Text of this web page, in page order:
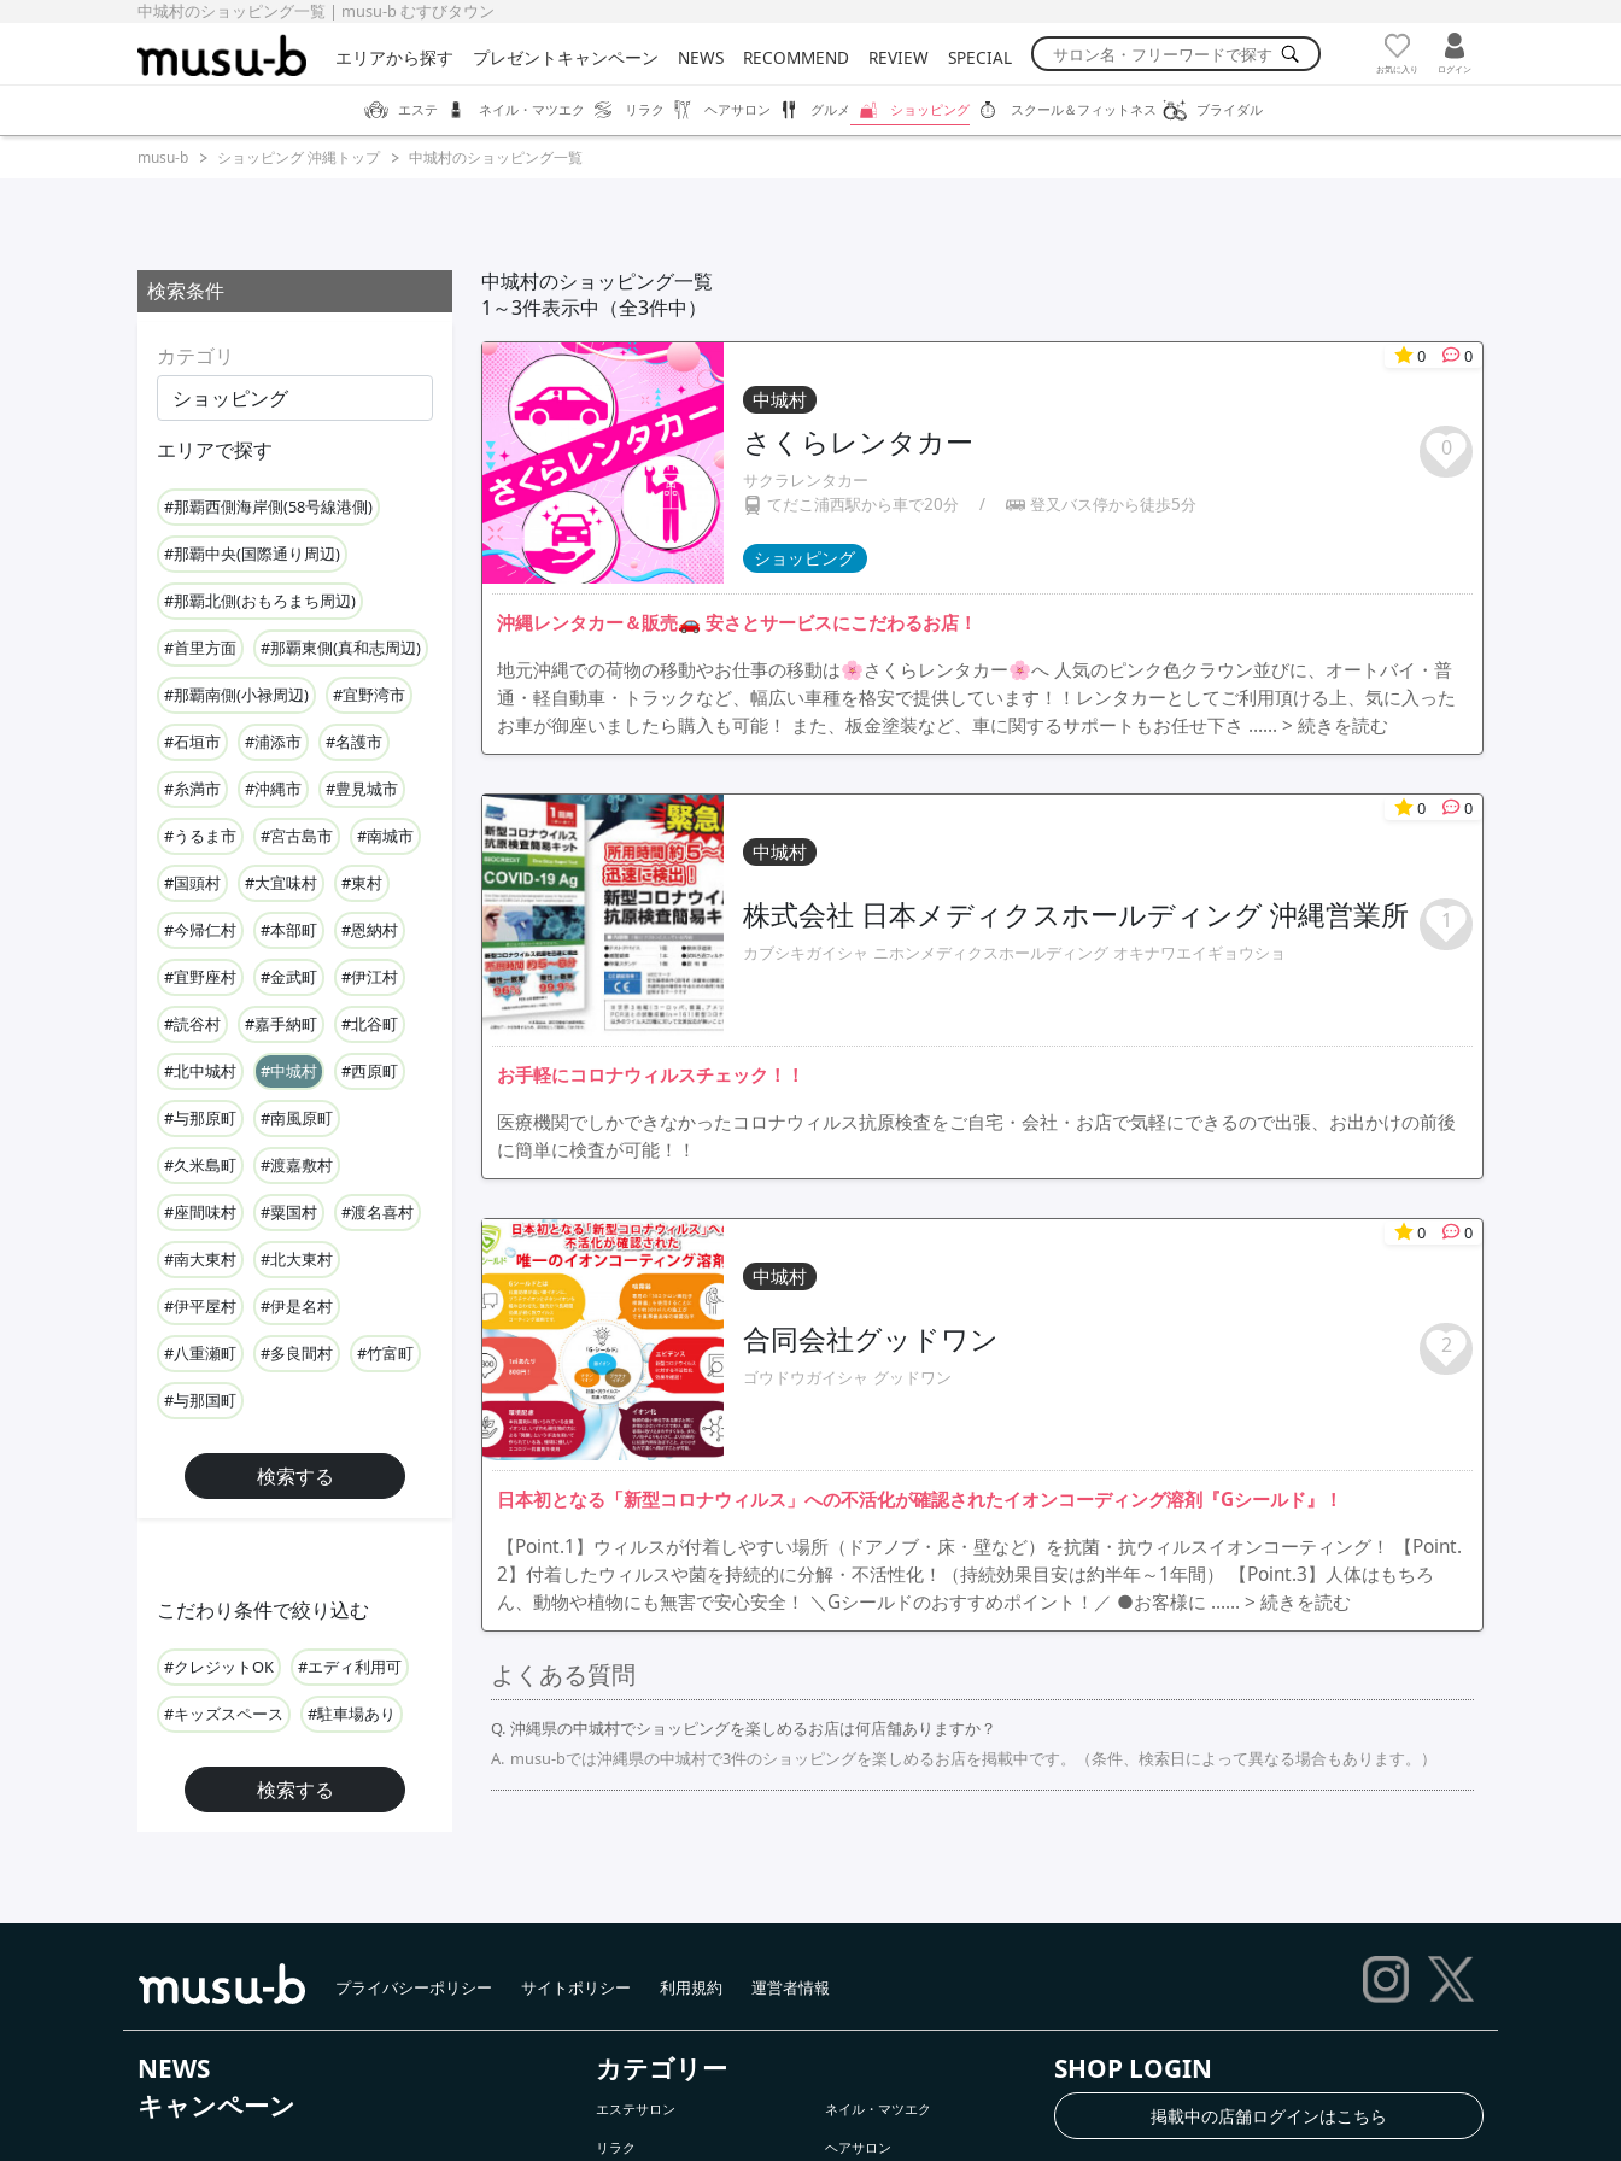
中城村のショッピング一覧 | musu-b むすびタウン
エリアから探す プレゼントキャンペーン NEWS RECOMMEND REVIEW SPECIAL お気に入り ログイン
エステ ネイル・マツエク リラク ヘアサロン グルメ ショッピング スクール＆フィットネス ブライダル
musu-b ショッピング 沖縄トップ 中城村のショッピング一覧
検索条件
カテゴリ
エリアで探す
#那覇西側海岸側(58号線港側)
#那覇中央(国際通り周辺)
#那覇北側(おもろまち周辺)
#首里方面 #那覇東側(真和志周辺)
#那覇南側(小禄周辺) #宜野湾市
#石垣市 #浦添市 #名護市
#糸満市 #沖縄市 #豊見城市
#うるま市 #宮古島市 #南城市
#国頭村 #大宜味村 #東村
#今帰仁村 #本部町 #恩納村
#宜野座村 #金武町 #伊江村
#読谷村 #嘉手納町 #北谷町
#北中城村 #中城村 #西原町
#与那原町 #南風原町
#久米島町 #渡嘉敷村
#座間味村 #粟国村 #渡名喜村
#南大東村 #北大東村
#伊平屋村 #伊是名村
#八重瀬町 #多良間村 #竹富町
#与那国町
検索する
こだわり条件で絞り込む
#クレジットOK #エディ利用可
#キッズスペース #駐車場あり
検索する
中城村のショッピング一覧
1～3件表示中（全3件中）
ショッピング
中城村
0 0
さくらレンタカー
サクラレンタカー
てだこ浦西駅から車で20分
/ 登又バス停から徒歩5分
0
沖縄レンタカー＆販売🚗 安さとサービスにこだわるお店！
地元沖縄での荷物の移動やお仕事の移動は🌸さくらレンタカー🌸へ 人気のピンク色クラウン並びに、オートバイ・普
通・軽自動車・トラックなど、幅広い車種を格安で提供しています！！レンタカーとしてご利用頂ける上、気に入った
お車が御座いましたら購入も可能！ また、板金塗装など、車に関するサポートもお任せ下さ …… > 続きを読む
中城村
0 0
株式会社 日本メディクスホールディング 沖縄営業所
カブシキガイシャ ニホンメディクスホールディング オキナワエイギョウショ
1
お手軽にコロナウィルスチェック！！
医療機関でしかできなかったコロナウィルス抗原検査をご自宅・会社・お店で気軽にできるので出張、お出かけの前後
に簡単に検査が可能！！
中城村
0 0
合同会社グッドワン
ゴウドウガイシャ グッドワン
2
日本初となる「新型コロナウィルス」への不活化が確認されたイオンコーディング溶剤『Gシールド』！
【Point.1】ウィルスが付着しやすい場所（ドアノブ・床・壁など）を抗菌・抗ウィルスイオンコーティング！ 【Point.
2】付着したウィルスや菌を持続的に分解・不活性化！（持続効果目安は約半年～1年間） 【Point.3】人体はもちろ
ん、動物や植物にも無害で安心安全！ ＼Gシールドのおすすめポイント！／ ●お客様に …… > 続きを読む
よくある質問
沖縄県の中城村でショッピングを楽しめるお店は何店舗ありますか？
musu-bでは沖縄県の中城村で3件のショッピングを楽しめるお店を掲載中です。（条件、検索日によって異なる場合もあります。）
プライバシーポリシー サイトポリシー 利用規約 運営者情報
NEWS
キャンペーン
カテゴリー
エステサロン ネイル・マツエク
リラク ヘアサロン
SHOP LOGIN
掲載中の店舗ログインはこちら